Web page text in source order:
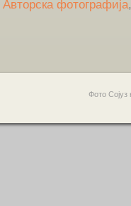
Авторска фотографија
Фото Сојуз